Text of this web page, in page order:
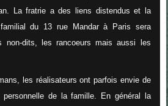
La fratrie a des liens distendus et la
du 13 rue Mandar à Paris sera
non-dits, les rancoeurs mais aussi les
les réalisateurs ont parfois envie de
personnelle de la famille. En général la